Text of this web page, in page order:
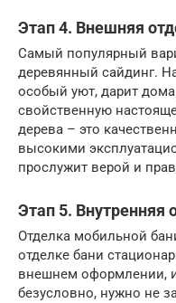
Этап 4. Внешняя
Самый популярный
деревянный сайдинг.
особый уют, дарит
свойственную
дерева – это
высокими
прослужит верой и
Этап 5. Внутренняя
Отделка мобильной
отделке бани
внешнем оформлении,
безусловно, нужно не